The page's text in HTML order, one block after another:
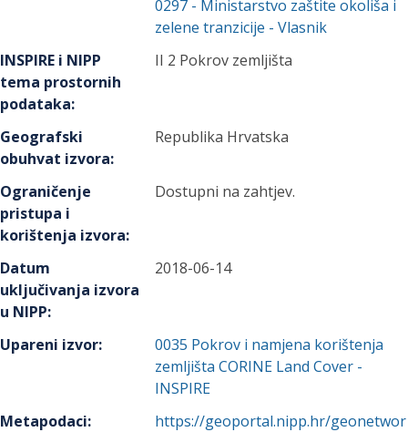
0297 - Ministarstvo zaštite okoliša i
zelene tranzicije - Vlasnik
INSPIRE i NIPP
tema prostornih
podataka:
II 2 Pokrov zemljišta
Geografski
obuhvat izvora:
Republika Hrvatska
Ograničenje
pristupa i
korištenja izvora:
Dostupni na zahtjev.
Datum
uključivanja izvora
u NIPP:
2018-06-14
Upareni izvor: 0035 Pokrov i namjena korištenja
zemljišta CORINE Land Cover -
INSPIRE
Metapodaci:
https://geoportal.nipp.hr/geonetwor